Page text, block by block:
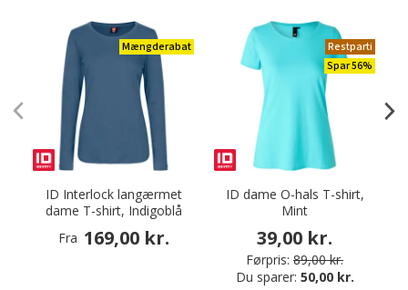
Mængderabat
ID Interlock langærmet
dame T-shirt, Indigoblå
Fra 169,00 kr.
Restparti
Spar 56%
ID dame O-hals T-shirt,
Mint
39,00 kr.
Førpris: 89,00 kr.
Du sparer: 50,00 kr.